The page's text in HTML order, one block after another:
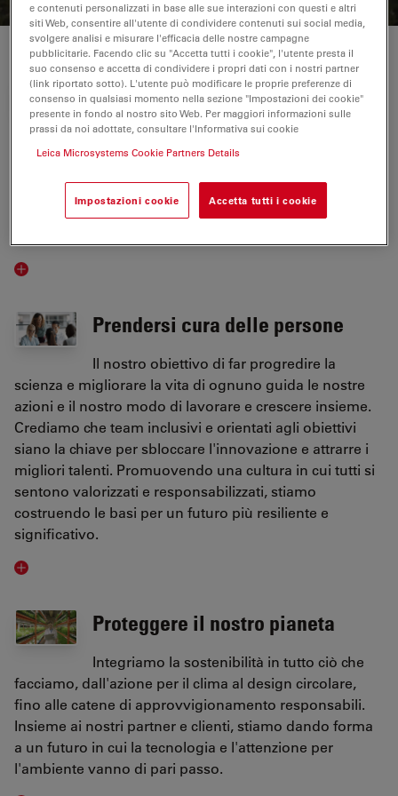
LA NOSTRA STRATEGIA DI SOSTENIBILITÀ
Innovare per un mondo migliore
Uno dei nostri valori fondamentali è
l'innovazione, che definisce il nostro futuro.
qualità della vita di oggi e gettano le basi per un
Prendersi cura delle persone
Il nostro obiettivo di far progredire la
scienza e migliorare la vita di ognuno guida le nostre
azioni e il nostro modo di lavorare e crescere insieme.
Crediamo che team inclusivi e orientati agli obiettivi
siano la chiave per sbloccare l'innovazione e attrarre i
migliori talenti. Promuovendo una cultura in cui tutti si
sentono valorizzati e responsabilizzati, stiamo
costruendo le basi per un futuro più resiliente e
significativo.
Proteggere il nostro pianeta
Integriamo la sostenibilità in tutto ciò che
facciamo, dall'azione per il clima al design circolare,
fino alle catene di approvvigionamento responsabili.
Insieme ai nostri partner e clienti, stiamo dando forma
a un futuro in cui la tecnologia e l'attenzione per
l'ambiente vanno di pari passo.
e contenuti personalizzati in base alle sue interazioni con questi e altri
siti Web, consentire all'utente di condividere contenuti sui social media,
svolgere analisi e misurare l'efficacia delle nostre campagne
pubblicitarie. Facendo clic su "Accetta tutti i cookie", l'utente presta il
suo consenso e accetta di condividere i propri dati con i nostri partner
(link riportato sotto). L'utente può modificare le proprie preferenze di
consenso in qualsiasi momento nella sezione "Impostazioni dei cookie"
presente in fondo al nostro sito Web. Per maggiori informazioni sulle
prassi da noi adottate, consultare l'Informativa sui cookie
Leica Microsystems Cookie Partners Details
Impostazioni cookie Accetta tutti i cookie